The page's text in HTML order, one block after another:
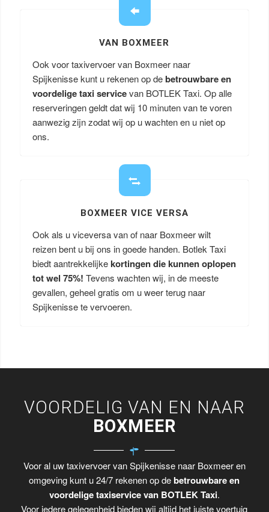
VAN BOXMEER
Ook voor taxivervoer van Boxmeer naar
Spijkenisse kunt u rekenen op debetrouwbare en
voordelige taxi servicevan BOTLEK Taxi. Op alle
reserveringen geldt dat wij 10 minuten van te voren
aanwezig zijn zodat wij op u wachten en u niet op
ons.
BOXMEER VICE VERSA
Ook als u viceversa van of naar Boxmeer wilt
reizen bent u bij ons in goede handen. Botlek Taxi
biedt aantrekkelijkekortingen die kunnen oplopen
tot wel 75%! Tevens wachten wij, in de meeste
gevallen, geheel gratis om u weer terug naar
Spijkenisse te vervoeren.
VOORDELIG VAN EN NAAR
BOXMEER
Voor al uw taxivervoer van Spijkenisse naar Boxmeer en
omgeving kunt u 24/7 rekenen op debetrouwbare en
voordelige taxiservice van BOTLEK Taxi.
Voor iedere gelegenheid bieden wij altijd het juiste voertuig